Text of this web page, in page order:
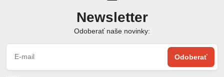
Newsletter
Odoberať naše novinky:
Odoberať